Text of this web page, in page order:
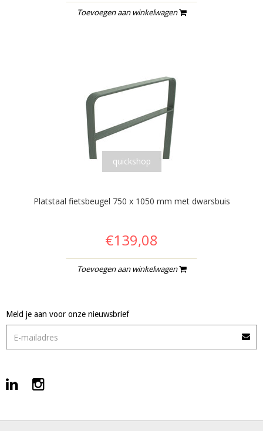
Toevoegen aan winkelwagen
quickshop
Platstaal fietsbeugel 750 x 1050 mm met dwarsbuis
€139,08
Toevoegen aan winkelwagen
Meld je aan voor onze nieuwsbrief